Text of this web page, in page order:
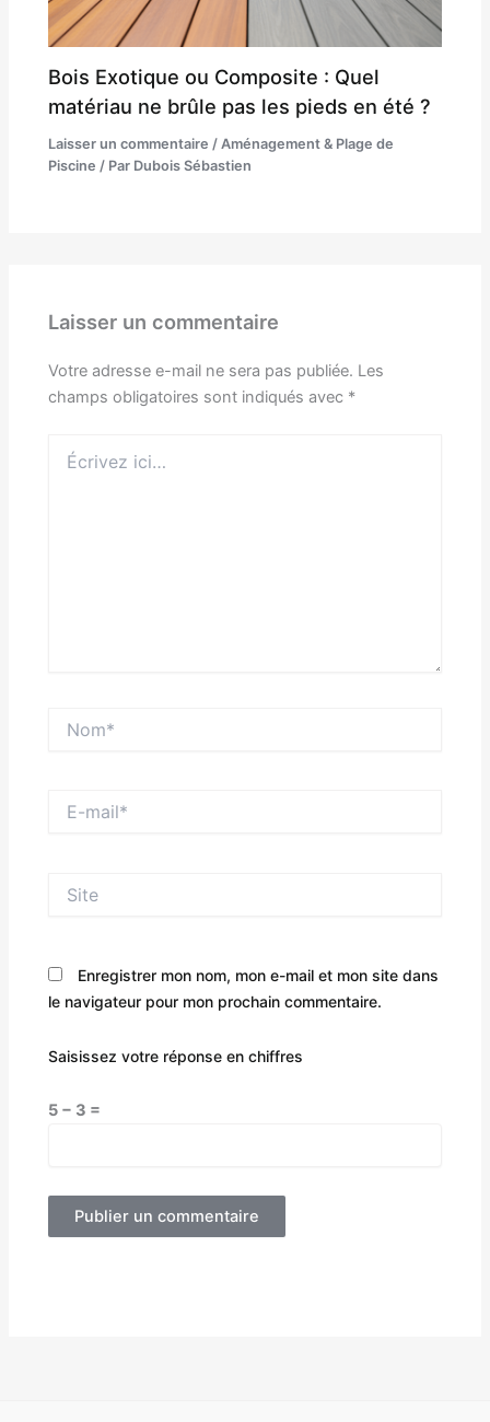
Bois Exotique ou Composite : Quel
matériau ne brûle pas les pieds en été ?
Laisser un commentaire /Aménagement & Plage de
Piscine / Par Dubois Sébastien
Laisser un commentaire
Votre adresse e-mail ne sera pas publiée. Les
champs obligatoires sont indiqués avec *
ici…
mail*
Enregistrer mon nom, mon e-mail et mon site dans
le navigateur pour mon prochain commentaire.
Saisissez votre réponse en chiffres
5 − 3 =